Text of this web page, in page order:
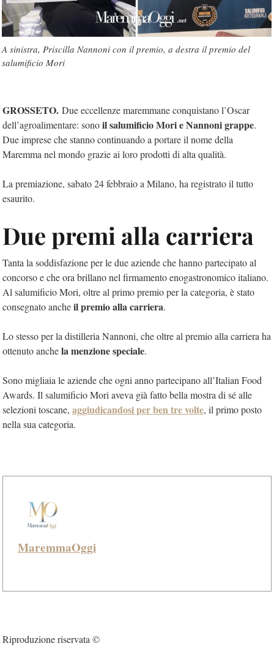
A sinistra, Priscilla Nannoni con il premio, a destra il premio del
salumificio Mori
GROSSETO. Due eccellenze maremmane conquistano l’Oscar
dell’agroalimentare: sonoil salumificio Mori e Nannoni grappe.
Due imprese che stanno continuando a portare il nome della
Maremma nel mondo grazie ai loro prodotti di alta qualità.
La premiazione, sabato 24 febbraio a Milano, ha registrato il tutto
esaurito.
Due premi alla carriera
Tanta la soddisfazione per le due aziende che hanno partecipato al
concorso e che ora brillano nel firmamento enogastronomico italiano.
Al salumificio Mori, oltre al primo premio per la categoria, è stato
consegnato ancheil premio alla carriera.
Lo stesso per la distilleria Nannoni, che oltre al premio alla carriera ha
ottenuto anchela menzione speciale.
Sono migliaia le aziende che ogni anno partecipano all’Italian Food
Awards. Il salumificio Mori aveva già fatto bella mostra di sé alle
selezioni toscane, aggiudicandosi per ben tre volte, il primo posto
nella sua categoria.
MaremmaOggi
Riproduzione riservata ©